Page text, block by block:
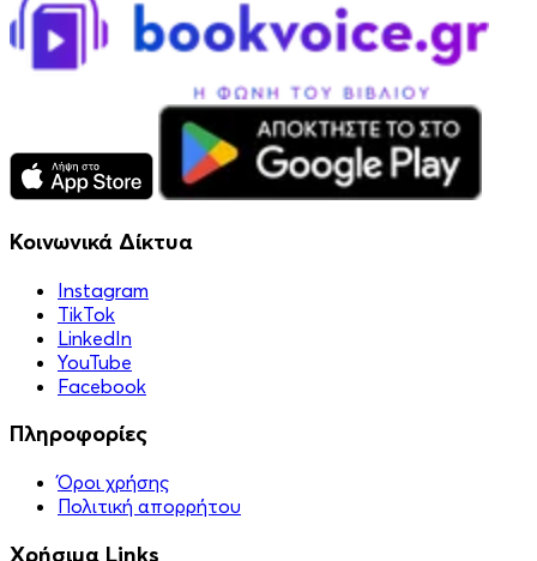
Κοινωνικά Δίκτυα
Instagram
TikTok
LinkedIn
YouTube
Facebook
Πληροφορίες
Όροι χρήσης
Πολιτική απορρήτου
Χρήσιμα Links